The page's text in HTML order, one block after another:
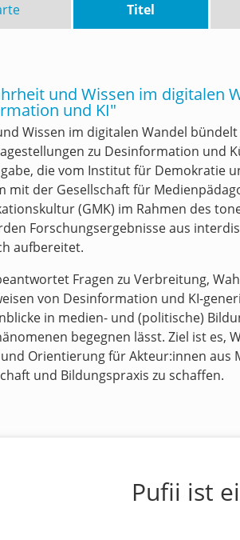
Titel
und Wissen im digitalen
und KI"
Wissen im digitalen Wandel
zu Desinformation und
die vom Institut für Demokratie
mit der Gesellschaft für
(GMK) im Rahmen des
Forschungsergebnisse aus
aufbereitet.
Fragen zu Verbreitung,
von Desinformation und KI-
in medien- und (politische)
begegnen lässt. Ziel ist es,
Orientierung für Akteur:innen aus
und Bildungspraxis zu schaffen.
Pufii ist